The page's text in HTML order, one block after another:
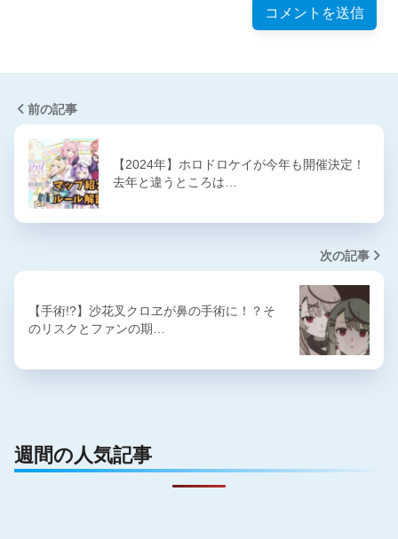
前の記事
【2024年】ホロドロケイが今年も開催決定！
去年と違うところは…
次の記事
【手術!?】沙花叉クロヱが鼻の手術に！？そ
のリスクとファンの期…
週間の人気記事